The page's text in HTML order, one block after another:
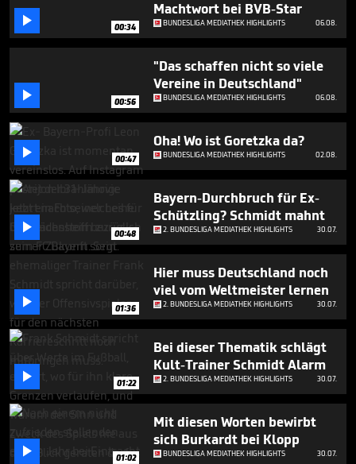
minutes,
 00:34
Machtwort bei BVB-Star
BUNDESLIGA MEDIATHEK HIGHLIGHTS 06.08.
 00:56
"Das schaffen nicht so viele
Vereine in Deutschland"
BUNDESLIGA MEDIATHEK HIGHLIGHTS 06.08.
 00:47
Oha! Wo ist Goretzka da?
BUNDESLIGA MEDIATHEK HIGHLIGHTS 02.08.
 00:48
Bayern-Durchbruch für Ex-
Schützling? Schmidt mahnt
2. BUNDESLIGA MEDIATHEK HIGHLIGHTS 30.07.
 01:36
Hier muss Deutschland noch
viel vom Weltmeister lernen
2. BUNDESLIGA MEDIATHEK HIGHLIGHTS 30.07.
 01:22
Bei dieser Thematik schlägt
Kult-Trainer Schmidt Alarm
2. BUNDESLIGA MEDIATHEK HIGHLIGHTS 30.07.
 01:02
Mit diesen Worten bewirbt
sich Burkardt bei Klopp
BUNDESLIGA MEDIATHEK HIGHLIGHTS 30.07.